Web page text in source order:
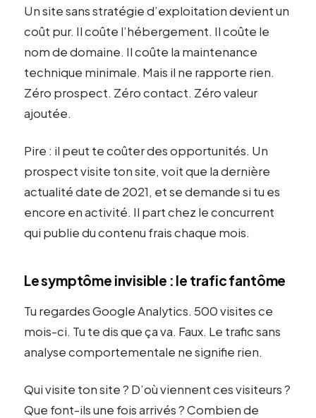
Un site sans stratégie d’exploitation devient un
coût pur. Il coûte l’hébergement. Il coûte le
nom de domaine. Il coûte la maintenance
technique minimale. Mais il ne rapporte rien.
Zéro prospect. Zéro contact. Zéro valeur
ajoutée.
Pire : il peut te coûter des opportunités. Un
prospect visite ton site, voit que la dernière
actualité date de 2021, et se demande si tu es
encore en activité. Il part chez le concurrent
qui publie du contenu frais chaque mois.
Le symptôme invisible : le trafic fantôme
Tu regardes Google Analytics. 500 visites ce
mois-ci. Tu te dis que ça va. Faux. Le trafic sans
analyse comportementale ne signifie rien.
Qui visite ton site ? D’où viennent ces visiteurs ?
Que font-ils une fois arrivés ? Combien de